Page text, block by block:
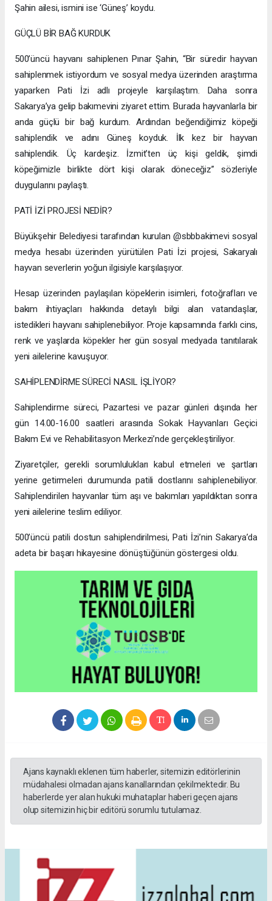
Şahin ailesi, ismini ise ‘Güneş’ koydu.
GÜÇLÜ BİR BAĞ KURDUK
500’üncü hayvanı sahiplenen Pınar Şahin, “Bir süredir hayvan
sahiplenmek istiyordum ve sosyal medya üzerinden araştırma
yaparken Pati İzi adlı projeyle karşılaştım. Daha sonra
Sakarya’ya gelip bakımevini ziyaret ettim. Burada hayvanlarla bir
anda güçlü bir bağ kurdum. Ardından beğendiğimiz köpeği
sahiplendik ve adını Güneş koyduk. İlk kez bir hayvan
sahiplendik. Üç kardeşiz. İzmit’ten üç kişi geldik, şimdi
köpeğimizle birlikte dört kişi olarak döneceğiz” sözleriyle
duygularını paylaştı.
PATİ İZİ PROJESİ NEDİR?
Büyükşehir Belediyesi tarafından kurulan @sbbbakimevi sosyal
medya hesabı üzerinden yürütülen Pati İzi projesi, Sakaryalı
hayvan severlerin yoğun ilgisiyle karşılaşıyor.
Hesap üzerinden paylaşılan köpeklerin isimleri, fotoğrafları ve
bakım ihtiyaçları hakkında detaylı bilgi alan vatandaşlar,
istedikleri hayvanı sahiplenebiliyor. Proje kapsamında farklı cins,
renk ve yaşlarda köpekler her gün sosyal medyada tanıtılarak
yeni ailelerine kavuşuyor.
SAHİPLENDİRME SÜRECİ NASIL İŞLİYOR?
Sahiplendirme süreci, Pazartesi ve pazar günleri dışında her
gün 14.00-16.00 saatleri arasında Sokak Hayvanları Geçici
Bakım Evi ve Rehabilitasyon Merkezi’nde gerçekleştiriliyor.
Ziyaretçiler, gerekli sorumlulukları kabul etmeleri ve şartları
yerine getirmeleri durumunda patili dostlarını sahiplenebiliyor.
Sahiplendirilen hayvanlar tüm aşı ve bakımları yapıldıktan sonra
yeni ailelerine teslim ediliyor.
500’üncü patili dostun sahiplendirilmesi, Pati İzi’nin Sakarya’da
adeta bir başarı hikayesine dönüştüğünün göstergesi oldu.
Ajans kaynaklı eklenen tüm haberler, sitemizin editörlerinin
müdahalesi olmadan ajans kanallarından çekilmektedir. Bu
haberlerde yer alan hukuki muhataplar haberi geçen ajans
olup sitemizin hiç bir editörü sorumlu tutulamaz.